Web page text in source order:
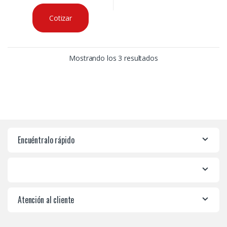
Cotizar
Mostrando los 3 resultados
Encuéntralo rápido
Atención al cliente